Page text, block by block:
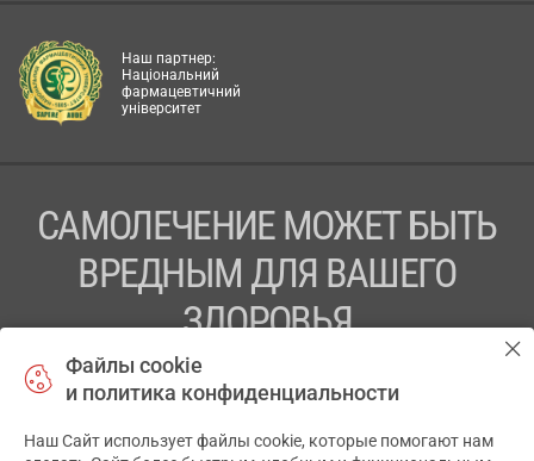
Наш партнер:
Національний
фармацевтичний
університет
САМОЛЕЧЕНИЕ МОЖЕТ БЫТЬ
ВРЕДНЫМ ДЛЯ ВАШЕГО
ЗДОРОВЬЯ
ПЕРЕД ПРИМЕНЕНИЕМ ПРЕПАРАТА
ПРОКОНСУЛЬТИРУЙТЕСЬ С ВРАЧОМ
ТОВ «АПТЕКА 911.ЮА» Код ЄДРПОУ 43631965.
Файлы cookie
и политика конфиденциальности
Наш Сайт использует файлы cookie, которые помогают нам